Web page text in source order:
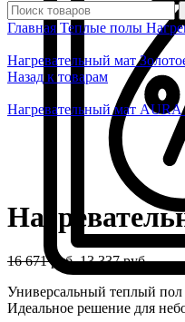
Главная Теплые полы
Нагревательный мат
Назад к товарам
Нагревательный мат
Нажмите, чтобы увеличить
16 671руб. 13 337руб.
Универсальный теплый пол
Идеальное решение для